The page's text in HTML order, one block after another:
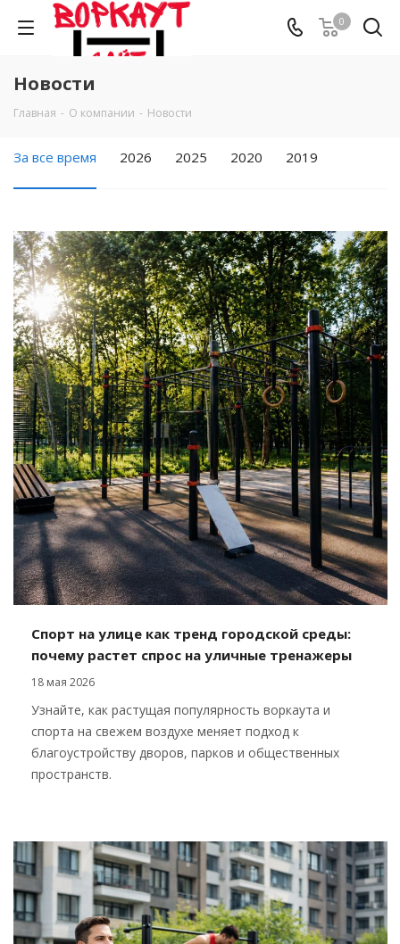
0
Новости
Главная - О компании - Новости
За все время 2026 2025 2020 2019
Спорт на улице как тренд городской среды:
почему растет спрос на уличные тренажеры
18 мая 2026
Узнайте, как растущая популярность воркаута и
спорта на свежем воздухе меняет подход к
благоустройству дворов, парков и общественных
пространств.